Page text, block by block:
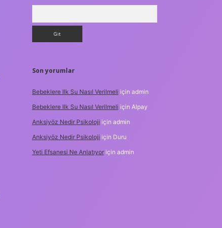
Son yorumlar
Bebeklere Ilk Su Nasıl Verilmeli için admin
Bebeklere Ilk Su Nasıl Verilmeli için Alpay
Anksiyöz Nedir Psikoloji için admin
Anksiyöz Nedir Psikoloji için Duru
Yeti Efsanesi Ne Anlatıyoriçin admin